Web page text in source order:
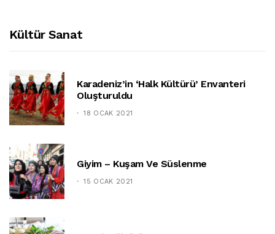
Kültür Sanat
Karadeniz’in ‘halk Kültürü’ Envanteri
Oluşturuldu
18 OCAK 2021
Giyim – Kuşam Ve Süslenme
15 OCAK 2021